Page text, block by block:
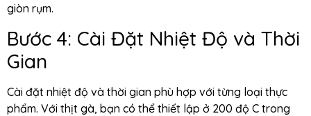
giòn rụm.
Bước 4: Cài Đặt Nhiệt Độ và Thời
Gian
Cài đặt nhiệt độ và thời gian phù hợp với từng loại thực
phẩm. Với thịt gà, bạn có thể thiết lập ở 200 độ C trong